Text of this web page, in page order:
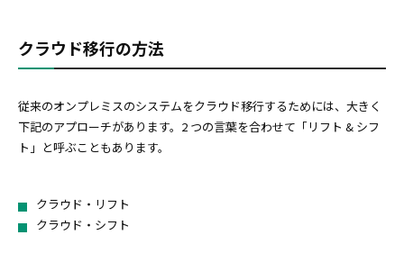
クラウド移行の方法
従来のオンプレミスのシステムをクラウド移行するためには、大きく
下記のアプローチがあります。2 つの言葉を合わせて「リフト & シフ
ト」と呼ぶこともあります。
クラウド・リフト
クラウド・シフト